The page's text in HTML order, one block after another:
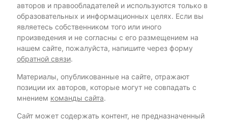
авторов и правообладателей и используются только в
образовательных и информационных целях. Если вы
являетесь собственником того или иного
произведения и не согласны с его размещением на
нашем сайте, пожалуйста, напишите через форму
обратной связи.
Материалы, опубликованные на сайте, отражают
позиции их авторов, которые могут не совпадать с
мнением команды сайта.
Сайт может содержать контент, не предназначенный